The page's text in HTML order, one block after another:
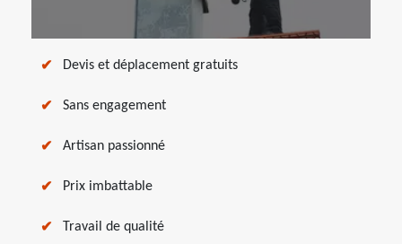
Devis et déplacement gratuits
Sans engagement
Artisan passionné
Prix imbattable
Travail de qualité